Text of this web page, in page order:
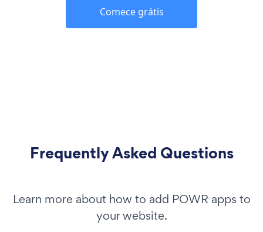
Comece grátis
Frequently Asked Questions
Learn more about how to add POWR apps to
your website.